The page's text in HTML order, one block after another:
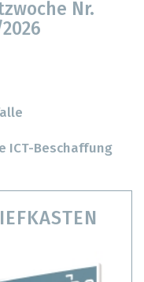
Nr.
ICT-Beschaffung